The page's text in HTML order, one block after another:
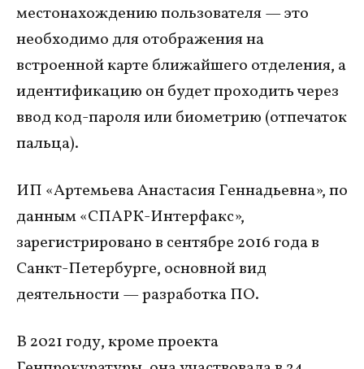
местонахождению пользователя — это
необходимо для отображения на
встроенной карте ближайшего отделения, а
идентификацию он будет проходить через
ввод код-пароля или биометрию (отпечаток
пальца).
ИП «Артемьева Анастасия Геннадьевна», по
данным «СПАРК-Интерфакс»,
зарегистрировано в сентябре 2016 года в
Санкт-Петербурге, основной вид
деятельности — разработка ПО.
В 2021 году, кроме проекта